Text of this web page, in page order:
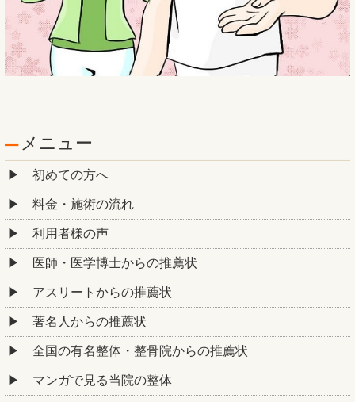
メニュー
初めての方へ
料金・施術の流れ
利用者様の声
医師・医学博士からの推薦状
アスリートからの推薦状
著名人からの推薦状
全国の有名整体・整骨院からの推薦状
マンガで見る当院の整体